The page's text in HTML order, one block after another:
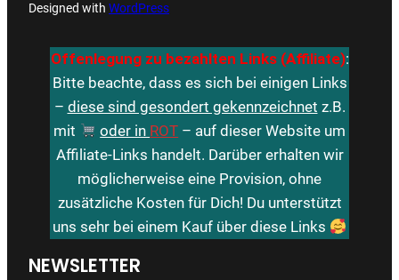
Designed with WordPress
Offenlegung zu bezahlten Links (Affiliate):
Bitte beachte, dass es sich bei einigen Links
– diese sind gesondert gekennzeichnet z.B.
mit
oder in ROT – auf dieser Website um
Affiliate-Links handelt. Darüber erhalten wir
möglicherweise eine Provision, ohne
zusätzliche Kosten für Dich! Du unterstützt
uns sehr bei einem Kauf über diese Links
NEWSLETTER